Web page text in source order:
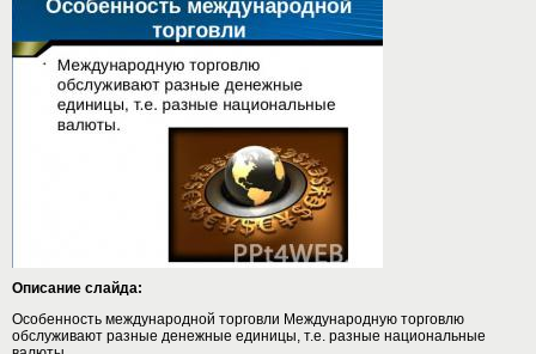
Описание слайда:
Особенность международной торговли Международную торговлю
обслуживают разные денежные единицы, т.е. разные национальные